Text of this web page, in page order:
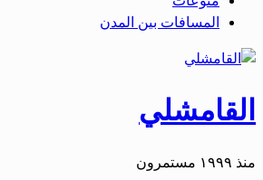
المسافات بين المدن
القامشلي
منذ ١٩٩٩ مستمرون